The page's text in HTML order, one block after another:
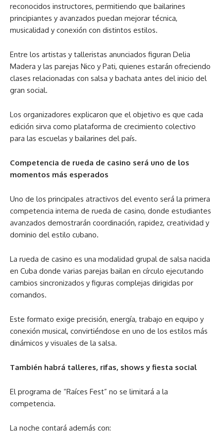
reconocidos instructores, permitiendo que bailarines
principiantes y avanzados puedan mejorar técnica,
musicalidad y conexión con distintos estilos.
Entre los artistas y talleristas anunciados figuran Delia
Madera y las parejas Nico y Pati, quienes estarán ofreciendo
clases relacionadas con salsa y bachata antes del inicio del
gran social.
Los organizadores explicaron que el objetivo es que cada
edición sirva como plataforma de crecimiento colectivo
para las escuelas y bailarines del país.
Competencia de rueda de casino será uno de los
momentos más esperados
Uno de los principales atractivos del evento será la primera
competencia interna de rueda de casino, donde estudiantes
avanzados demostrarán coordinación, rapidez, creatividad y
dominio del estilo cubano.
La rueda de casino es una modalidad grupal de salsa nacida
en Cuba donde varias parejas bailan en círculo ejecutando
cambios sincronizados y figuras complejas dirigidas por
comandos.
Este formato exige precisión, energía, trabajo en equipo y
conexión musical, convirtiéndose en uno de los estilos más
dinámicos y visuales de la salsa.
También habrá talleres, rifas, shows y fiesta social
El programa de “Raíces Fest” no se limitará a la
competencia.
La noche contará además con: